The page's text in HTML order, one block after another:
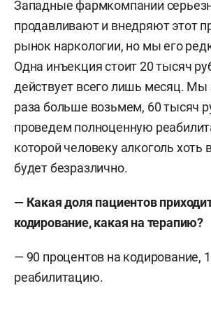
Западные фармкомпании
продавливают и внедряют этот
рынок наркологии, но мы его
Одна инъекция стоит 20 тысяч
действует всего лишь месяц. Мы
раза больше возьмем, 60 тысяч
проведем полноценную
которой человеку алкоголь хоть
будет безразлично.
— Какая доля пациентов
кодирование, какая на терапию?
— 90 процентов на кодирование,
реабилитацию.